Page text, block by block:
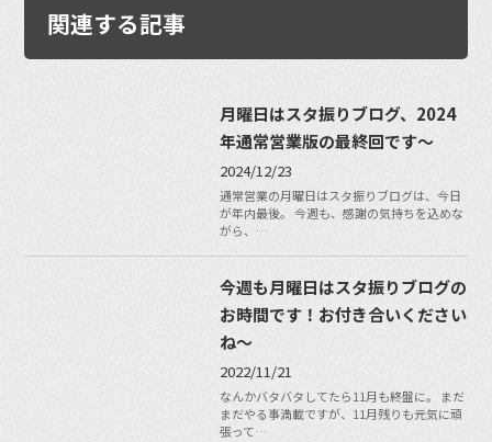
関連する記事
月曜日はスタ振りブログ、2024
年通常営業版の最終回です〜
2024/12/23
通常営業の月曜日はスタ振りブログは、今日
が年内最後。 今週も、感謝の気持ちを込めな
がら、…
今週も月曜日はスタ振りブログの
お時間です！お付き合いください
ね〜
2022/11/21
なんかバタバタしてたら11月も終盤に。 まだ
まだやる事満載ですが、11月残りも元気に頑
張って…